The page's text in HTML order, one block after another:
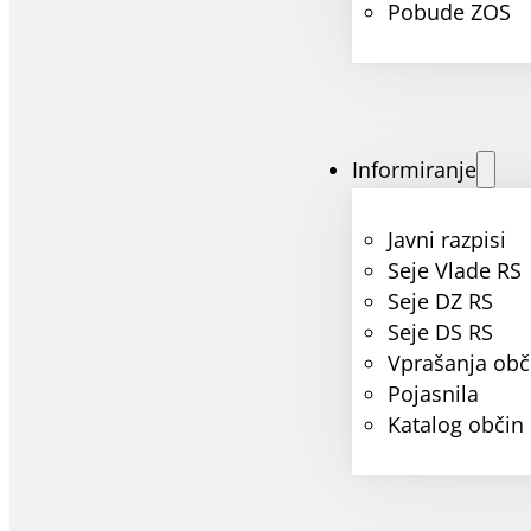
Pobude ZOS
Informiranje
Javni razpisi
Seje Vlade RS
Seje DZ RS
Seje DS RS
Vprašanja
Pojasnila
Katalog občin